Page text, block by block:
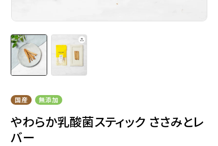
国産 無添加
やわらか乳酸菌スティック ささみとレ
バー